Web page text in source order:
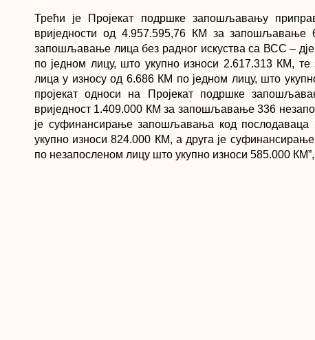
Трећи је Пројекат подршке запошљавању
вриједности од 4.957.595,76 КМ за запошљавање
запошљавање лица без радног искуства са ВСС –
по једном лицу, што укупно износи 2.617.313 КМ,
лица у износу од 6.686 КМ по једном лицу, што
пројекат односи на Пројекат подршке
вриједност 1.409.000 КМ за запошљавање 336
је суфинансирање запошљавања код
укупно износи 824.000 КМ, а друга је
по незапосленом лицу што укупно износи 585.000